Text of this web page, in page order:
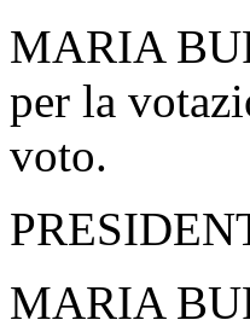
MARIA
per la
voto.
MARIA